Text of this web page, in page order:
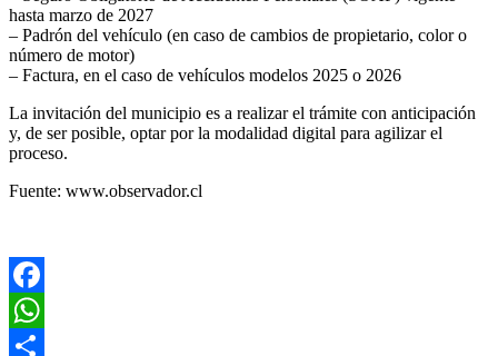
hasta marzo de 2027
– Padrón del vehículo (en caso de cambios de propietario, color o
número de motor)
– Factura, en el caso de vehículos modelos 2025 o 2026
La invitación del municipio es a realizar el trámite con anticipación
y, de ser posible, optar por la modalidad digital para agilizar el
proceso.
Fuente: www.observador.cl
Facebook
WhatsApp